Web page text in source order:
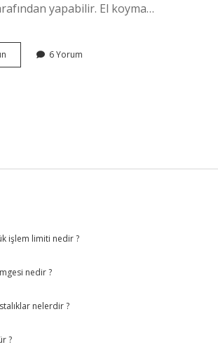
yapabilir. El koyma…
128
6 Yorum
işlem limiti nedir ?
nedir ?
nelerdir ?
?